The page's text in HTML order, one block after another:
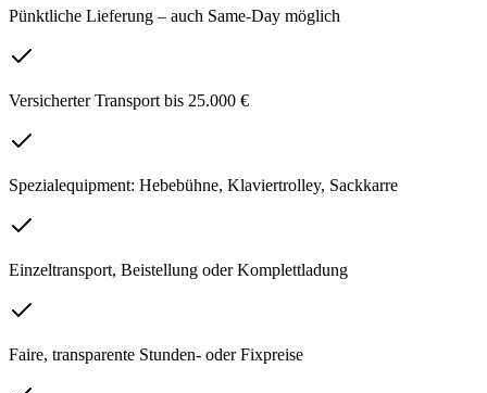
Pünktliche Lieferung – auch Same-Day möglich
Versicherter Transport bis 25.000 €
Spezialequipment: Hebebühne, Klaviertrolley, Sackkarre
Einzeltransport, Beistellung oder Komplettladung
Faire, transparente Stunden- oder Fixpreise